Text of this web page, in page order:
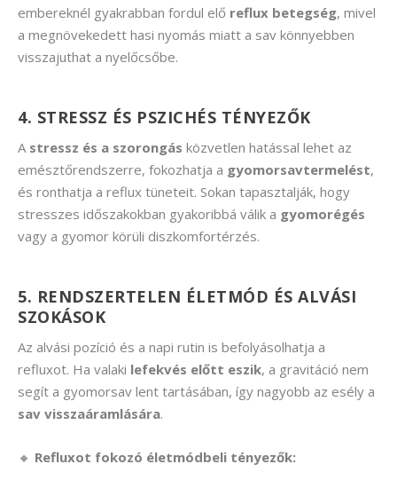
embereknél gyakrabban fordul elő reflux betegség, mivel
a megnövekedett hasi nyomás miatt a sav könnyebben
visszajuthat a nyelőcsőbe.
4. STRESSZ ÉS PSZICHÉS TÉNYEZŐK
A stressz és a szorongás közvetlen hatással lehet az
emésztőrendszerre, fokozhatja a gyomorsavtermelést,
és ronthatja a reflux tüneteit. Sokan tapasztalják, hogy
stresszes időszakokban gyakoribbá válik a gyomorégés
vagy a gyomor körüli diszkomfortérzés.
5. RENDSZERTELEN ÉLETMÓD ÉS ALVÁSI
SZOKÁSOK
Az alvási pozíció és a napi rutin is befolyásolhatja a
refluxot. Ha valaki lefekvés előtt eszik, a gravitáció nem
segít a gyomorsav lent tartásában, így nagyobb az esély a
sav visszaáramlására.
🔸 Refluxot fokozó életmódbeli tényezők: